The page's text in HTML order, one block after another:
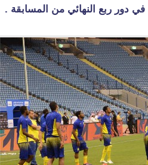
دور ربع النهائي من المسابقة .